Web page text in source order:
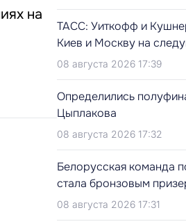
на
ТАСС: Уиткофф и
Киев и Москву на
08 августа 2026 17:39
Определились
Цыплакова
08 августа 2026 17:32
Белорусская команда
стала бронзовым
08 августа 2026 17:31